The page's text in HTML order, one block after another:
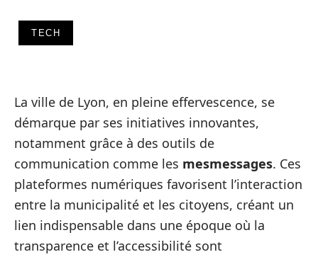
TECH
La ville de Lyon, en pleine effervescence, se
démarque par ses initiatives innovantes,
notamment grâce à des outils de
communication comme les mesmessages. Ces
plateformes numériques favorisent l’interaction
entre la municipalité et les citoyens, créant un
lien indispensable dans une époque où la
transparence et l’accessibilité sont